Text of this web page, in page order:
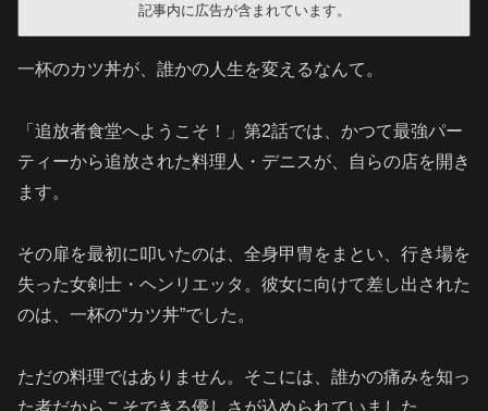
記事内に広告が含まれています。
一杯のカツ丼が、誰かの人生を変えるなんて。
「追放者食堂へようこそ！」第2話では、かつて最強パー
ティーから追放された料理人・デニスが、自らの店を開き
ます。
その扉を最初に叩いたのは、全身甲冑をまとい、行き場を
失った女剣士・ヘンリエッタ。彼女に向けて差し出された
のは、一杯の“カツ丼”でした。
ただの料理ではありません。そこには、誰かの痛みを知っ
た者だからこそできる優しさが込められていました。